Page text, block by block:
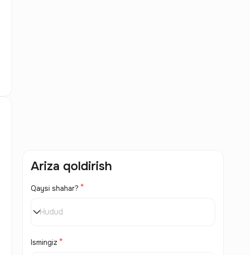
Ariza qoldirish
Qaysi shahar?
Hudud
Ismingiz